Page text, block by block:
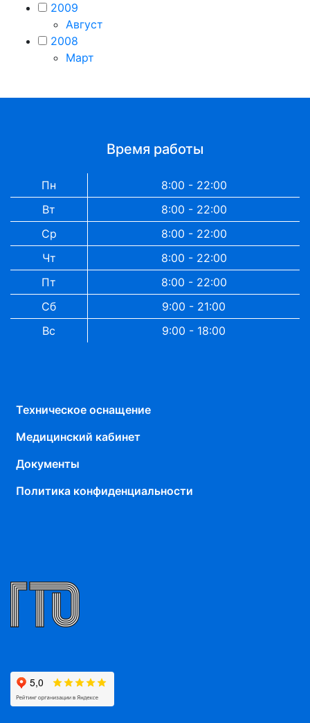
2009
Август
2008
Март
Время работы
Пн
8:00 - 22:00
Вт
8:00 - 22:00
Ср
8:00 - 22:00
Чт
8:00 - 22:00
Пт
8:00 - 22:00
Сб
9:00 - 21:00
Вс
9:00 - 18:00
Техническое оснащение
Медицинский кабинет
Документы
Политика конфиденциальности